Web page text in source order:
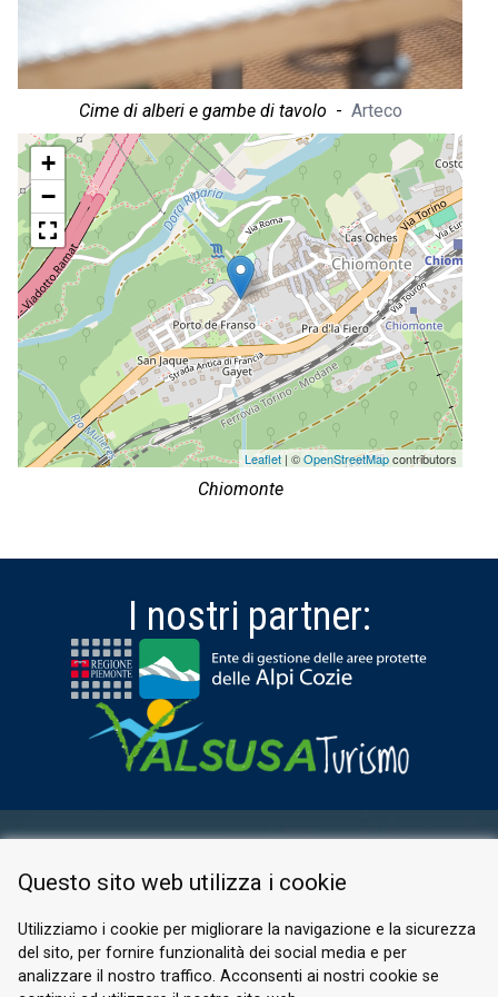
Cime di alberi e gambe di tavolo - Arteco
+
−
Leaflet | ©OpenStreetMapcontributors
Chiomonte
I nostri partner:
PRIVACY POLICY
© 2026 Valle di Susa
Questo sito web utilizza i cookie
Utilizziamo i cookie per migliorare la navigazione e la sicurezza
del sito, per fornire funzionalità dei social media e per
analizzare il nostro traffico. Acconsenti ai nostri cookie se